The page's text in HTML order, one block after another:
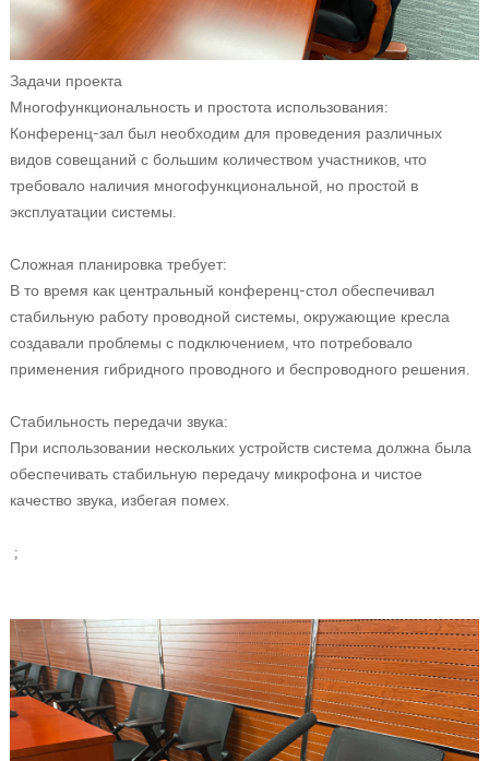
Задачи проекта
Многофункциональность и простота использования:
Конференц-зал был необходим для проведения различных
видов совещаний с большим количеством участников, что
требовало наличия многофункциональной, но простой в
эксплуатации системы.
Сложная планировка требует:
В то время как центральный конференц-стол обеспечивал
стабильную работу проводной системы, окружающие кресла
создавали проблемы с подключением, что потребовало
применения гибридного проводного и беспроводного решения.
Стабильность передачи звука:
При использовании нескольких устройств система должна была
обеспечивать стабильную передачу микрофона и чистое
качество звука, избегая помех.
;